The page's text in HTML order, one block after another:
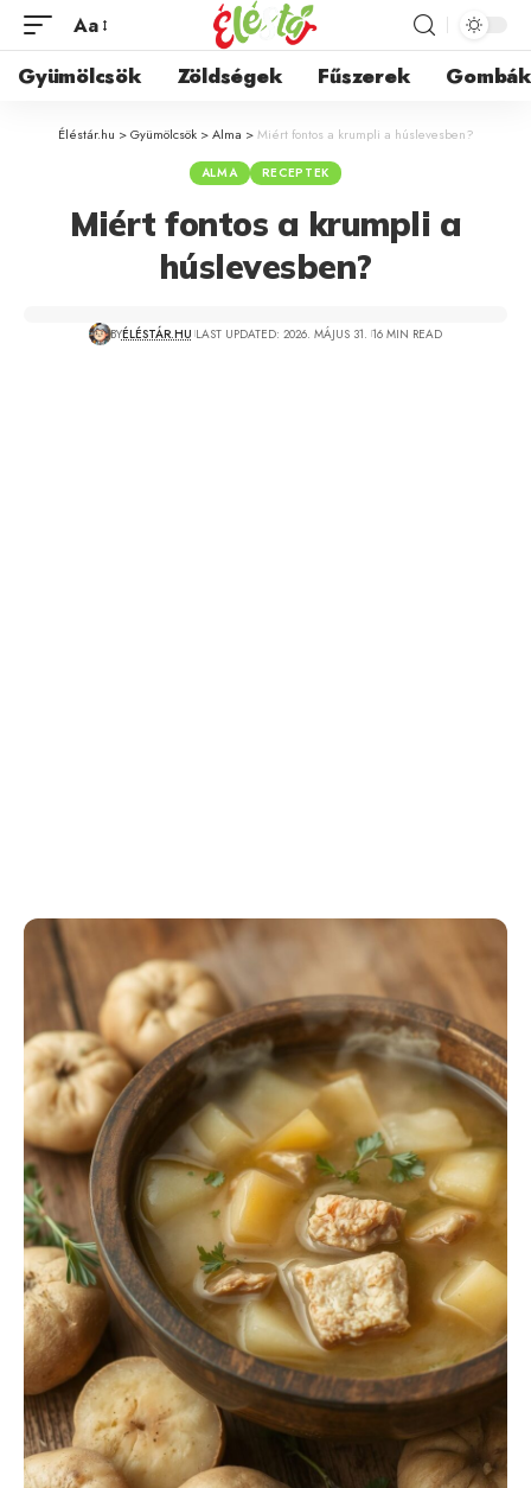
Aa
Gyümölcsök Zöldségek Fűszerek Gombák
Éléstár.hu >Gyümölcsök>Alma >Miért fontos a krumpli a húslevesben?
ALMA RECEPTEK
Miért fontos a krumpli a
húslevesben?
BYÉLÉSTÁR.HU LAST UPDATED: 2026. MÁJUS 31. 16 MIN READ